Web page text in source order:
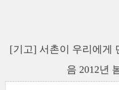
[기고] 서촌이 우리에게
음 2012년